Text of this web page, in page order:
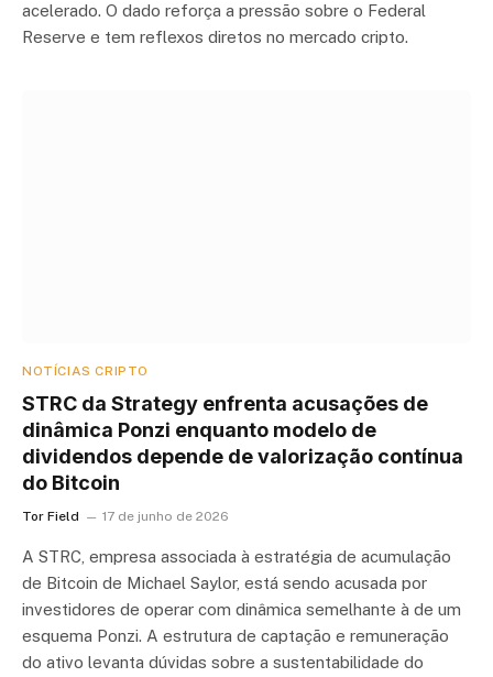
acelerado. O dado reforça a pressão sobre o Federal
Reserve e tem reflexos diretos no mercado cripto.
NOTÍCIAS CRIPTO
STRC da Strategy enfrenta acusações de
dinâmica Ponzi enquanto modelo de
dividendos depende de valorização contínua
do Bitcoin
Tor Field 17 de junho de 2026
A STRC, empresa associada à estratégia de acumulação
de Bitcoin de Michael Saylor, está sendo acusada por
investidores de operar com dinâmica semelhante à de um
esquema Ponzi. A estrutura de captação e remuneração
do ativo levanta dúvidas sobre a sustentabilidade do